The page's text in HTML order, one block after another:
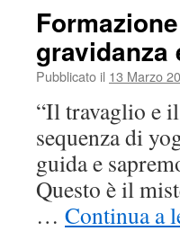
Pubblicato il 13 Marzo
“Il travaglio e
sequenza di
guida e
Questo è il
… Continua a